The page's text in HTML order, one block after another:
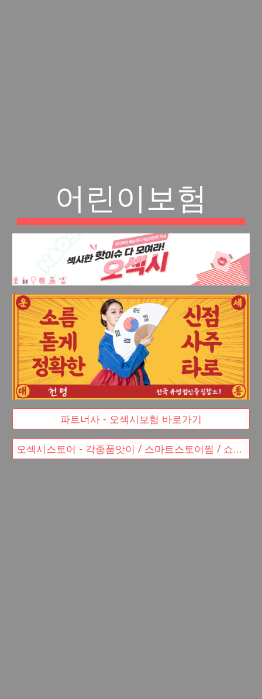
어린이보험
파트너사 - 오섹시보험 바로가기
오섹시스토어 - 각종품앗이 / 스마트스토어찜 / 쇼핑몰창업 바로가기